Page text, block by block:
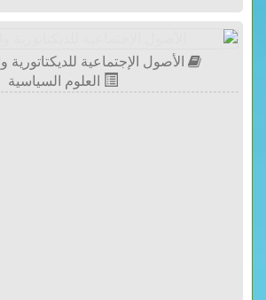
الأصول الإجتماعية للديكتاتورية
العلوم السياسية